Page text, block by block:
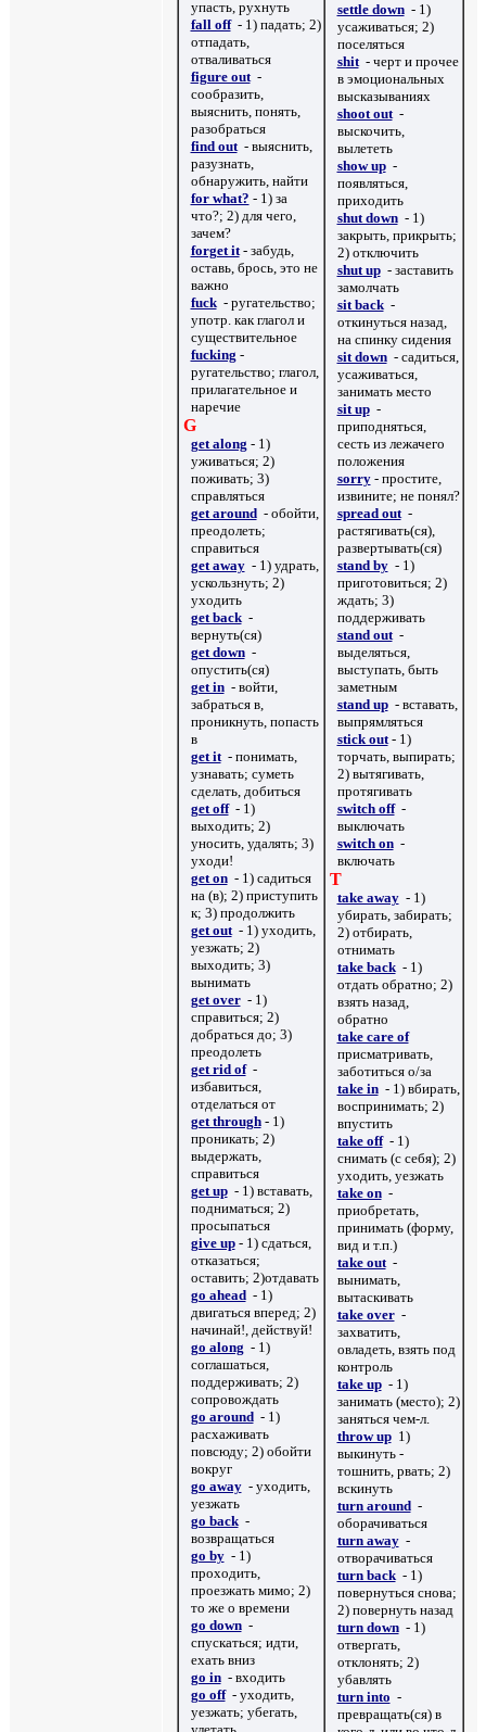
упасть, рухнуть
fall off - 1) падать; 2)
отпадать,
отваливаться
figure out -
сообразить,
выяснить, понять,
разобраться
find out - выяснить,
разузнать,
обнаружить, найти
for what? - 1) за
что?; 2) для чего,
зачем?
forget it- забудь,
оставь, брось, это не
важно
fuck - ругательство;
употр. как глагол и
существительное
fucking -
ругательство; глагол,
прилагательное и
наречие
G
get along - 1)
уживаться; 2)
поживать; 3)
справляться
get around - обойти,
преодолеть;
справиться
get away - 1) удрать,
ускользнуть; 2)
уходить
get back -
вернуть(ся)
get down -
опустить(ся)
get in - войти,
забраться в,
проникнуть, попасть
в
get it - понимать,
узнавать; суметь
сделать, добиться
get off - 1)
выходить; 2)
уносить, удалять; 3)
уходи!
get on - 1) садиться
на (в); 2) приступить
к; 3) продолжить
get out - 1) уходить,
уезжать; 2)
выходить; 3)
вынимать
get over - 1)
справиться; 2)
добраться до; 3)
преодолеть
get rid of -
избавиться,
отделаться от
get through - 1)
проникать; 2)
выдержать,
справиться
get up - 1) вставать,
подниматься; 2)
просыпаться
give up - 1) сдаться,
отказаться;
оставить; 2)отдавать
go ahead - 1)
двигаться вперед; 2)
начинай!, действуй!
go along - 1)
соглашаться,
поддерживать; 2)
сопровождать
go around - 1)
расхаживать
повсюду; 2) обойти
вокруг
go away - уходить,
уезжать
go back -
возвращаться
go by - 1)
проходить,
проезжать мимо; 2)
то же о времени
go down -
спускаться; идти,
ехать вниз
go in - входить
go off - уходить,
уезжать; убегать,
settle down - 1)
усаживаться; 2)
поселяться
shit - черт и прочее
в эмоциональных
высказываниях
shoot out -
выскочить,
вылететь
show up -
появляться,
приходить
shut down - 1)
закрыть, прикрыть;
2) отключить
shut up - заставить
замолчать
sit back -
откинуться назад,
на спинку сидения
sit down - садиться,
усаживаться,
занимать место
sit up -
приподняться,
сесть из лежачего
положения
sorry- простите,
извините; не понял?
spread out -
растягивать(ся),
развертывать(ся)
stand by - 1)
приготовиться; 2)
ждать; 3)
поддерживать
stand out -
выделяться,
выступать, быть
заметным
stand up - вставать,
выпрямляться
stick out - 1)
торчать, выпирать;
2) вытягивать,
протягивать
switch off -
выключать
switch on -
включать
T
take away - 1)
убирать, забирать;
2) отбирать,
отнимать
take back - 1)
отдать обратно; 2)
взять назад,
обратно
take care of
присматривать,
заботиться о/за
take in - 1) вбирать,
воспринимать; 2)
впустить
take off - 1)
снимать (с себя); 2)
уходить, уезжать
take on -
приобретать,
принимать (форму,
вид и т.п.)
take out -
вынимать,
вытаскивать
take over -
захватить,
овладеть, взять под
контроль
take up - 1)
занимать (место); 2)
заняться чем-л.
throw up 1)
выкинуть -
тошнить, рвать; 2)
вскинуть
turn around -
оборачиваться
turn away -
отворачиваться
turn back - 1)
повернуться снова;
2) повернуть назад
turn down - 1)
отвергать,
отклонять; 2)
убавлять
turn into -
превращать(ся) в